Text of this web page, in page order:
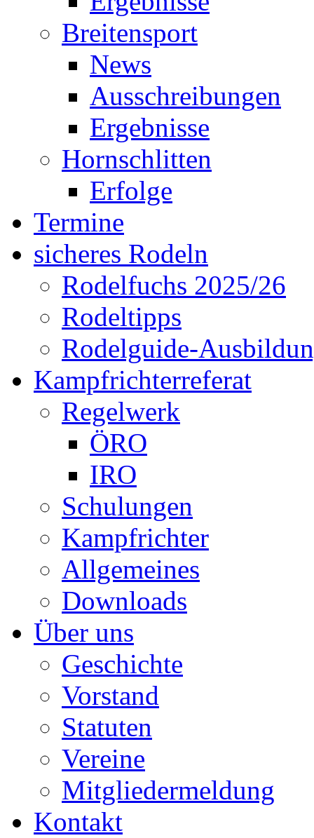
Breitensport
News
Ausschreibungen
Ergebnisse
Hornschlitten
Erfolge
Termine
sicheres Rodeln
Rodelfuchs 2025/26
Rodeltipps
Rodelguide-
Kampfrichterreferat
Regelwerk
ÖRO
IRO
Schulungen
Kampfrichter
Allgemeines
Downloads
Über uns
Geschichte
Vorstand
Statuten
Vereine
Mitgliedermeldung
Kontakt